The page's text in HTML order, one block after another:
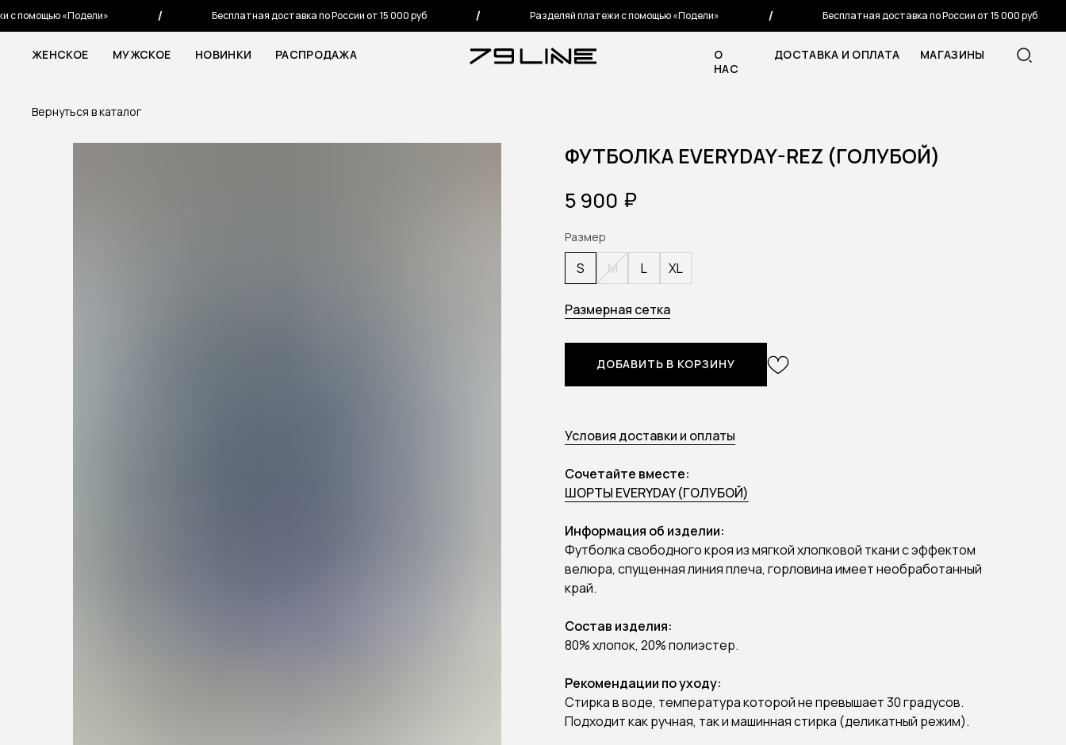
«Подели» Бесплатная доставка по России от 15 000 руб Разделяй платежи с помощью «Подели» Бесплатная доставка по России от 15 000 руб
ЖЕНСКОЕ МУЖСКОЕ НОВИНКИ РАСПРОДАЖА ДОСТАВКА И ОПЛАТА МАГАЗИНЫ
О
НАС
Вернуться в каталог
ФУТБОЛКА EVERYDAY-REZ (ГОЛУБОЙ)
5 900 ₽
Размер
S M L XL
Размерная сетка
ДОБАВИТЬ В КОРЗИНУ
Условия доставки и оплаты
Сочетайте вместе:
ШОРТЫ EVERYDAY (ГОЛУБОЙ)
Информация об изделии:
Футболка свободного кроя из мягкой хлопковой ткани с эффектом
велюра, спущенная линия плеча, горловина имеет необработанный
край.
Состав изделия:
80% хлопок, 20% полиэстер.
Рекомендации по уходу:
Стирка в воде, температура которой не превышает 30 градусов.
Подходит как ручная, так и машинная стирка (деликатный режим).